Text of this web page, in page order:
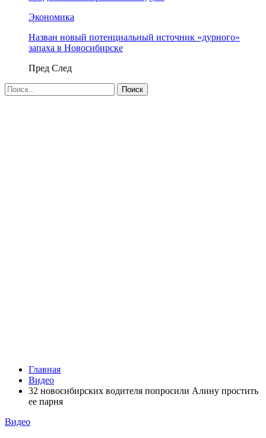
Экономика
Назван новый потенциальный источник «дурного»
запаха в Новосибирске
Пред След
Главная
Видео
32 новосибирских водителя попросили Алину простить
ее парня
Видео